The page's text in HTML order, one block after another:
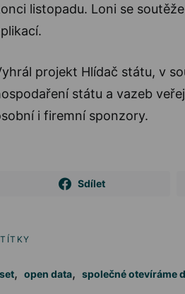
listopadu. Loni se
projekt Hlídač státu, v
státu a vazeb
i firemní sponzory.
Sdílet
, open data, společné otevíráme